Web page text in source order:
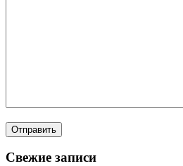
Свежие записи